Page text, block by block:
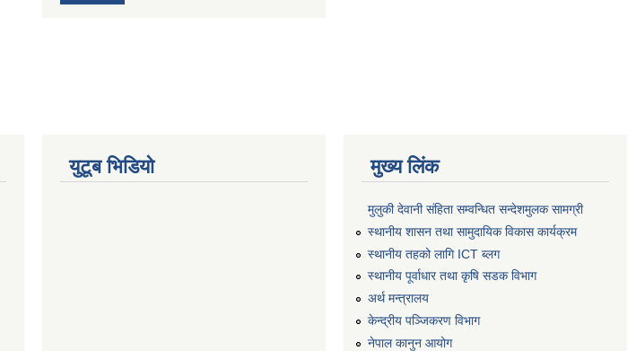
युटूब भिडियो मुख्य लिंक
मुलुकी देवानी संहिता सम्वन्धित सन्देशमुलक सामग्री
स्थानीय शासन तथा सामुदायिक विकास कार्यक्रम
स्थानीय तहको लागि ICT ब्लग
स्थानीय पूर्वाधार तथा कृषि सडक विभाग
अर्थ मन्त्रालय
केन्द्रीय पञ्जिकरण विभाग
नेपाल कानुन आयोग